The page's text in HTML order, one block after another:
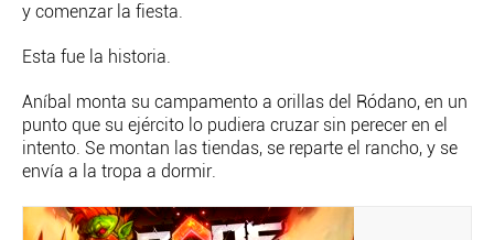
y comenzar la fiesta.
Esta fue la historia.
Aníbal monta su campamento a orillas del Ródano, en un
punto que su ejército lo pudiera cruzar sin perecer en el
intento. Se montan las tiendas, se reparte el rancho, y se
envía a la tropa a dormir.